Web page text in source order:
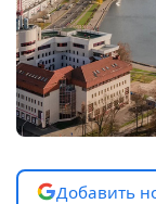
Добавить